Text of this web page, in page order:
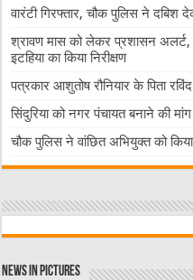
वारंटी गिरफ्तार, चौक पुलिस ने दबिश
श्रावण मास को लेकर प्रशासन
इटहिया का किया निरीक्षण
पत्रकार आशुतोष रौनियार के पिता
सिंदुरिया को नगर पंचायत बनाने की
चौक पुलिस ने वांछित अभियुक्त को किया
News in Pictures